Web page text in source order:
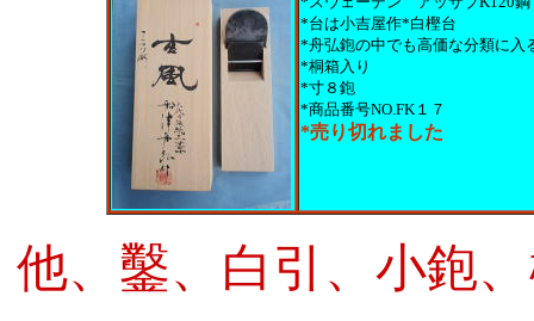
*台は小吉屋作*白樫台
*舟弘鉋の中でも高価な分類に入
*桐箱入り
*寸８鉋
*商品番号NO.FK１７
*売り切れました
他、鑿、白引、小鉋